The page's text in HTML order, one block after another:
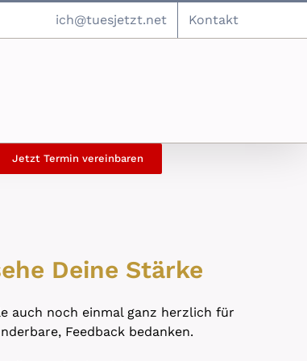
ich@tuesjetzt.net Kontakt
Jetzt Termin vereinbaren
Deine Stärke
auch noch einmal ganz herzlich für
Feedback bedanken.